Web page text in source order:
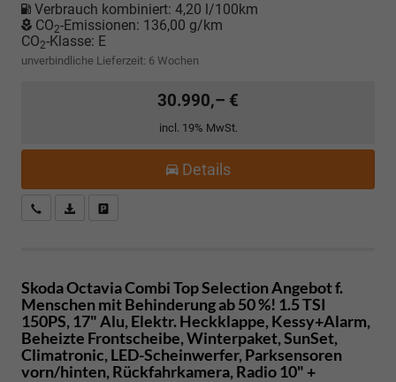
Verbrauch kombiniert: 4,20 l/100km
CO2-Emissionen: 136,00 g/km
CO2-Klasse: E
unverbindliche Lieferzeit: 6 Wochen
30.990,– €
incl. 19% MwSt.
Details
Kostenloser Rückruf-Service
PDF-Datei, Fahrzeugexposé drucken
Skoda Octavia CombiTop Selection Angebot f.
Menschen mit Behinderung ab 50 %! 1.5 TSI
150PS, 17" Alu, Elektr. Heckklappe, Kessy+Alarm,
Beheizte Frontscheibe, Winterpaket, SunSet,
Climatronic, LED-Scheinwerfer, Parksensoren
vorn/hinten, Rückfahrkamera, Radio 10" +